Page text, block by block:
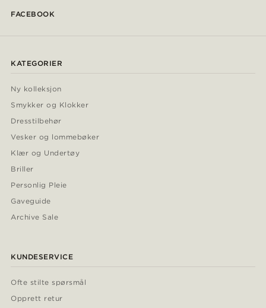
FACEBOOK
KATEGORIER
Ny kolleksjon
Smykker og Klokker
Dresstilbehør
Vesker og lommebøker
Klær og Undertøy
Briller
Personlig Pleie
Gaveguide
Archive Sale
KUNDESERVICE
Ofte stilte spørsmål
Opprett retur